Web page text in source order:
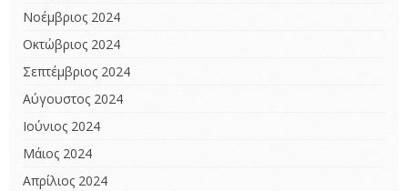
Νοέμβριος 2024
Οκτώβριος 2024
Σεπτέμβριος 2024
Αύγουστος 2024
Ιούνιος 2024
Μάιος 2024
Απρίλιος 2024